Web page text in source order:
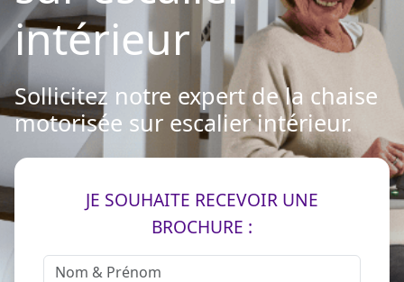
intérieur
Sollicitez notre expert de la chaise
motorisée sur escalier intérieur.
JE SOUHAITE RECEVOIR UNE
BROCHURE :